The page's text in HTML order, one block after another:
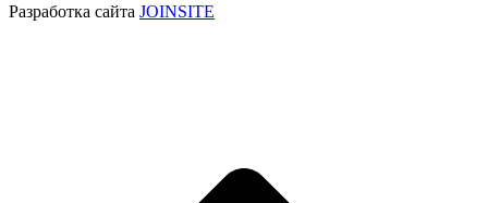
Разработка сайта JOINSITE